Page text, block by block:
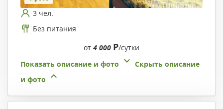
3 чел.
Без питания
от 4 000 Р/сутки
Показать описание и фото
Скрыть описание
и фото